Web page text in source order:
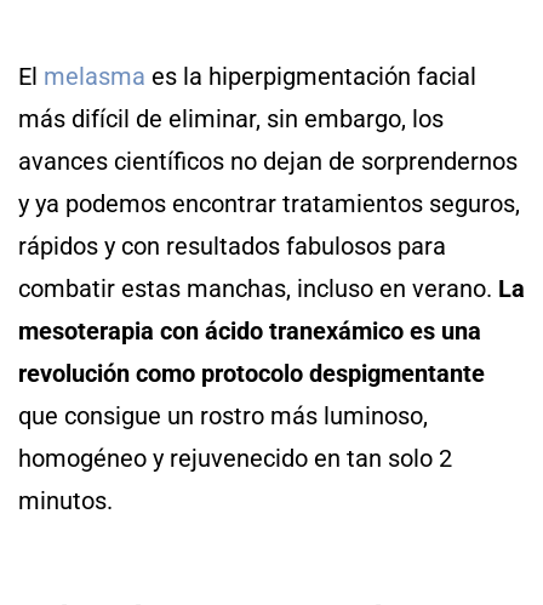
El melasma es la hiperpigmentación facial
más difícil de eliminar, sin embargo, los
avances científicos no dejan de sorprendernos
y ya podemos encontrar tratamientos seguros,
rápidos y con resultados fabulosos para
combatir estas manchas, incluso en verano. La
mesoterapia con ácido tranexámico es una
revolución como protocolo despigmentante
que consigue un rostro más luminoso,
homogéneo y rejuvenecido en tan solo 2
minutos.